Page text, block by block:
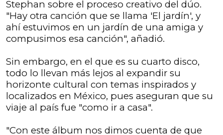
Stephan sobre el proceso creativo del dúo.
"Hay otra canción que se llama 'El jardín', y
ahí estuvimos en un jardín de una amiga y
compusimos esa canción", añadió.
Sin embargo, en el que es su cuarto disco,
todo lo llevan más lejos al expandir su
horizonte cultural con temas inspirados y
localizados en México, pues aseguran que su
viaje al país fue "como ir a casa".
"Con este álbum nos dimos cuenta de que